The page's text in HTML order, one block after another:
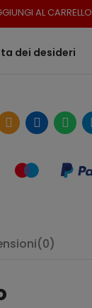
AL CARRELLO
dei desideri